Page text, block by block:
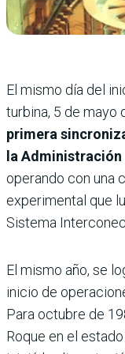
El mismo día del
turbina, 5 de mayo
primera
la
operando con una
experimental que
Sistema
El mismo año, se
inicio de
Para octubre de
Roque en el